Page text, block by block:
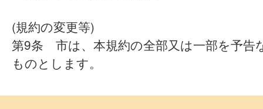
(規約の変更等)
第9条 市は、本規約の全部又は一部を予告
ものとします。